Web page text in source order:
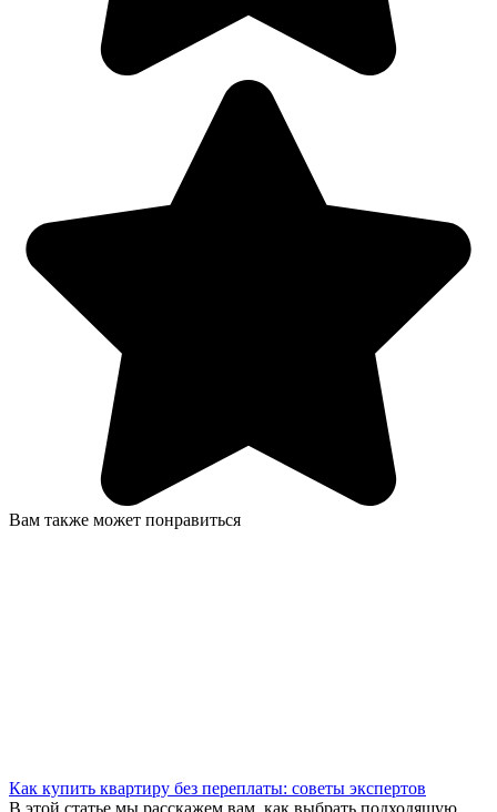
Вам также может понравиться
Как купить квартиру без переплаты: советы экспертов
В этой статье мы расскажем вам, как выбрать подходящую